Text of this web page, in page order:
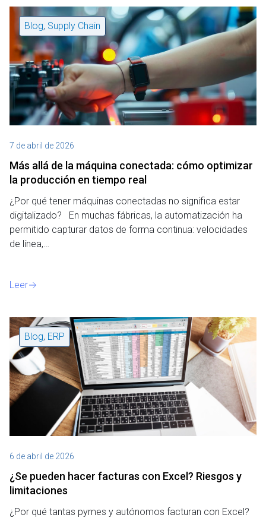
Blog, Supply Chain
7 de abril de 2026
Más allá de la máquina conectada: cómo optimizar
la producción en tiempo real
¿Por qué tener máquinas conectadas no significa estar
digitalizado? En muchas fábricas, la automatización ha
permitido capturar datos de forma continua: velocidades
de línea,…
Leer
Blog, ERP
6 de abril de 2026
¿Se pueden hacer facturas con Excel? Riesgos y
limitaciones
¿Por qué tantas pymes y autónomos facturan con Excel?